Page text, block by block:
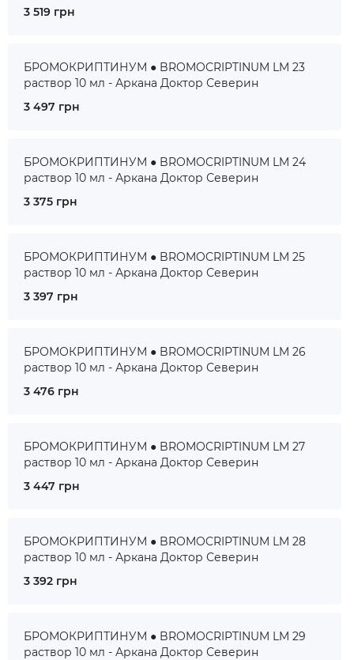
3 519 грн
БРОМОКРИПТИНУМ ● BROMOCRIPTINUM LM 23
раствор 10 мл - Аркана Доктор Северин
3 497 грн
БРОМОКРИПТИНУМ ● BROMOCRIPTINUM LM 24
раствор 10 мл - Аркана Доктор Северин
3 375 грн
БРОМОКРИПТИНУМ ● BROMOCRIPTINUM LM 25
раствор 10 мл - Аркана Доктор Северин
3 397 грн
БРОМОКРИПТИНУМ ● BROMOCRIPTINUM LM 26
раствор 10 мл - Аркана Доктор Северин
3 476 грн
БРОМОКРИПТИНУМ ● BROMOCRIPTINUM LM 27
раствор 10 мл - Аркана Доктор Северин
3 447 грн
БРОМОКРИПТИНУМ ● BROMOCRIPTINUM LM 28
раствор 10 мл - Аркана Доктор Северин
3 392 грн
БРОМОКРИПТИНУМ ● BROMOCRIPTINUM LM 29
раствор 10 мл - Аркана Доктор Северин